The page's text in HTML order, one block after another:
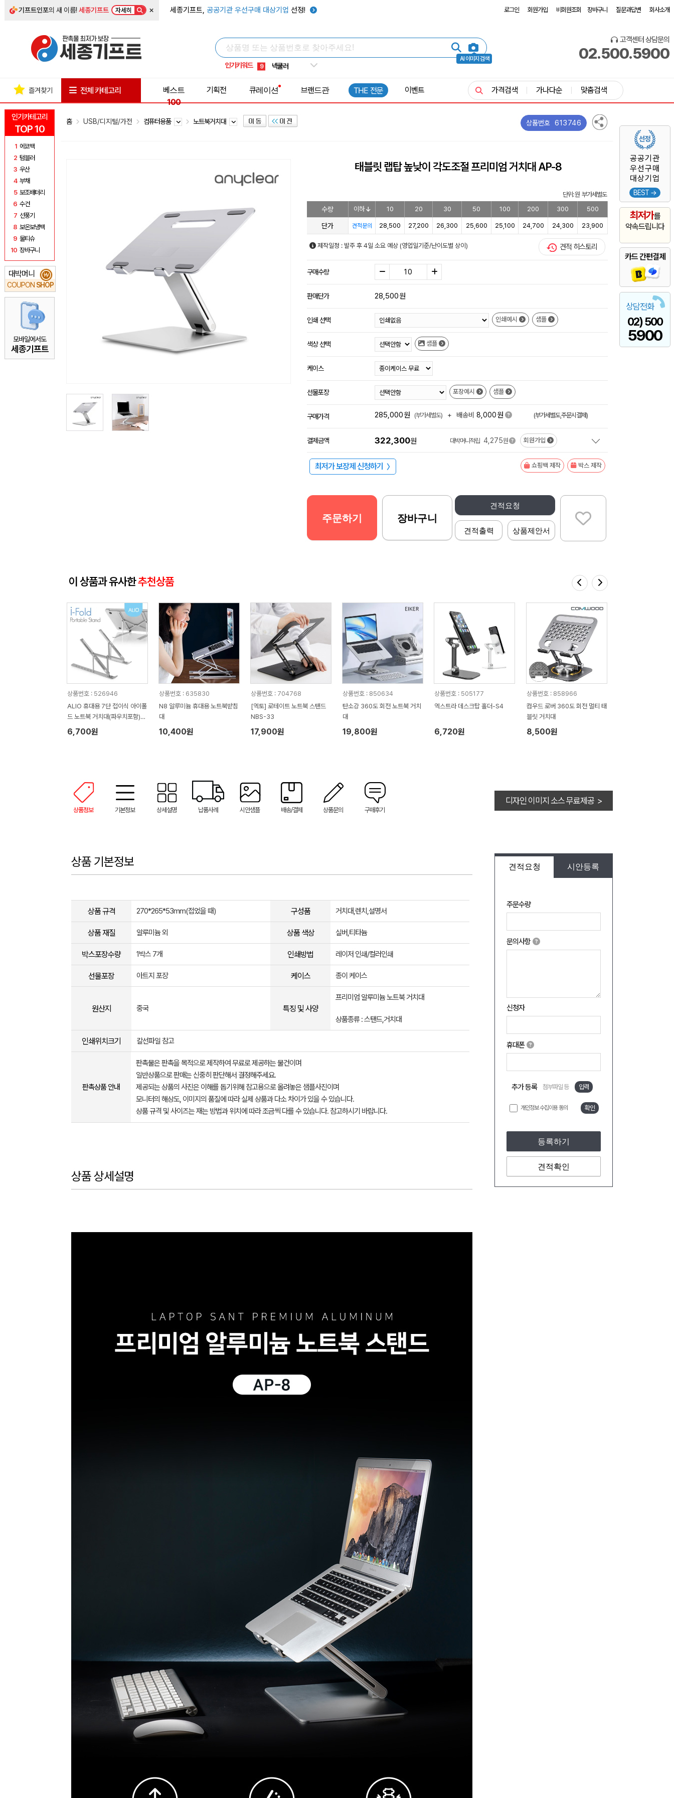
기프트인포의 새 이름!세종기프트 자세히 × 세종기프트, 공공기관 우선구매 대상기업 선정! 로그인 회원가입 비회원조회 장바구니 질문과답변 회사소개
AI 이미지 검색
인기키워드
5 키캡
8 쿨토시
9 넥쿨러
1 선풍기
고객센터 상담문의
02.500.5900
인기카테고리
TOP 10
1 에코백
2 텀블러
3 우산
4 부채
5 보조배터리
6 수건
7 선풍기
8 보온보냉백
9 물티슈
10 장바구니
대박머니
COUPON SHOP
₩
모바일에서도
세종기프트
공공기관
우선구매
대상기업
BEST →
최저가를
약속드립니다
카드 간편결제
상담전화
02) 500
5900
즐겨찾기 전체 카테고리
베스트
100
기획전 큐레이션 브랜드관 THE 전문 이벤트 가격검색 가나다순 맞춤검색
홈 USB/디지털/가전 컴퓨터용품 노트북거치대 상품번호 613746
태블릿 랩탑 높낮이 각도조절 프리미엄 거치대 AP-8
단위: 원 부가세별도
수량 이하 10 20 30 50 100 200 300 500
단가 견적문의 28,500 27,200 26,300 25,600 25,100 24,700 24,300 23,900
제작일정 : 발주 후 4일 소요 예상 (영업일기준/난이도별 상이) 견적 히스토리
구매수량
판매단가 28,500원
인쇄 선택 인쇄예시 샘플
색상 선택 샘플
케이스
선물포장 포장예시 샘플
구매가격 285,000원 (부가세별도) + 배송비 8,000원 (부가세별도,주문시결제)
결제금액 322,300원 대박머니적립 4,275원 회원가입
최저가 보장제 신청하기 〉 쇼핑백 제작 박스 제작
견적요청
견적출력 상품제안서
주문하기 장바구니
이 상품과 유사한추천상품
상품번호 : 526946
ALIO 휴대용 7단 접이식 아이폴
드 노트북 거치대(파우치포함)
(245X44X30 mm)
6,700원
상품번호 : 635830
N8 알루미늄 휴대용 노트북받침
대
10,400원
상품번호 : 704768
[엑토] 로테이트 노트북 스탠드
NBS-33
17,900원
상품번호 : 850634
탄소강 360도 회전 노트북 거치
대
19,800원
상품번호 : 505177
엑스트라 데스크탑 홀더-S4
6,720원
상품번호 : 858966
컴우드 로버 360도 회전 멀티 태
블릿 거치대
8,500원
상품정보 기본정보 상세설명 납품사례 시안샘플 배송/결제 상품문의 구매후기
디자인 이미지 소스 무료제공 >
견적요청 시안등록
주문수량
문의사항
신청자
휴대폰
추가 등록 첨부파일 등 입력
개인정보 수집이용 동의 확인
등록하기
견적확인
상품 기본정보
상품 규격 270*265*53mm(접었을 때) 구성품 거치대,렌치,설명서
상품 재질 알루미늄 외 상품 색상 실버,티타늄
박스포장수량 1박스 7개 인쇄방법 레이저 인쇄/컬러인쇄
선물포장 아트지 포장 케이스 종이 케이스
원산지 중국 특징 및 사양
프리미엄 알루미늄 노트북 거치대
상품종류 : 스탠드,거치대
인쇄위치크기 칼선파일 참고
판촉상품 안내
판촉물은 판촉을 목적으로 제작하여 무료로 제공하는 물건이며
일반상품으로 판매는 신중히 판단해서 결정해주세요.
제공되는 상품의 사진은 이해를 돕기위해 참고용으로 올려놓은 샘플사진이며
모니터의 해상도, 이미지의 품질에 따라 실제 상품과 다소 차이가 있을 수 있습니다.
상품 규격 및 사이즈는 재는 방법과 위치에 따라 조금씩 다를 수 있습니다. 참고하시기 바랍니다.
상품 상세설명